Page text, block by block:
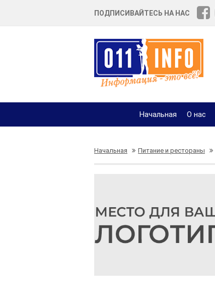
ПОДПИСИВАЙТЕСЬ НА НАС
Начальная О нас
Начальная Питание и рестораны